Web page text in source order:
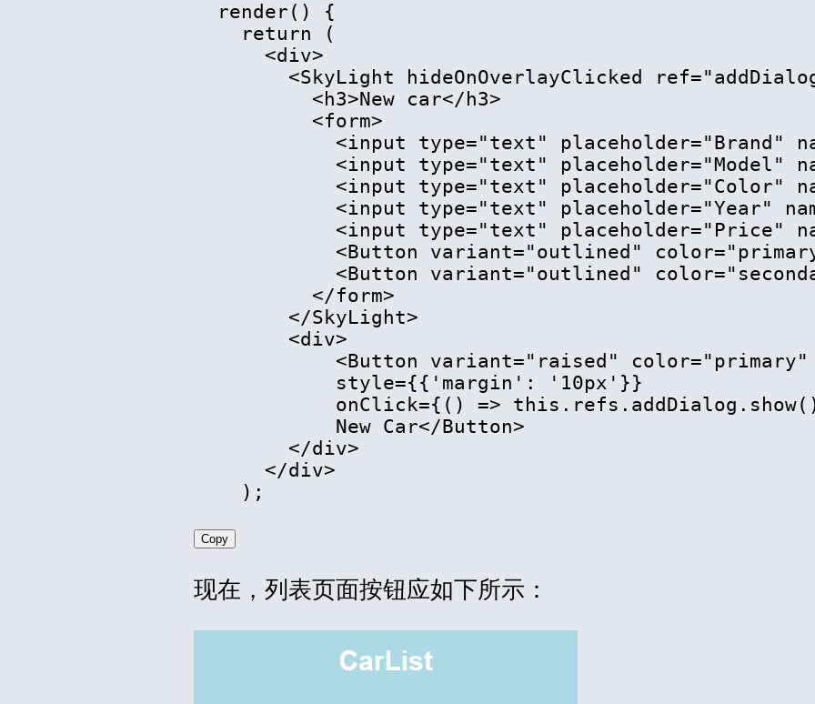
  render() {
    return (
<div>
<SkyLight hideOnOverlayClicked ref="
<h3>New car</ h3>
<form>
<input type="text " placeholder="Brand "
<input type="text " placeholder="Model "
<input type="text " placeholder="Color"
<input type="text " placeholder="Year"
<input type="text " placeholder=" Price"
<Button variant="outlined " color="
<Button variant="outlined " color="
</form>
</SkyLight>
<div>
            <Button variant="raised" color="primary"
            style={{'margin': '10px'}}
onClick={() =>
            New Car
</Button>
</div>
</div>
    );
Copy
现在，列表页面按钮应如下所示：